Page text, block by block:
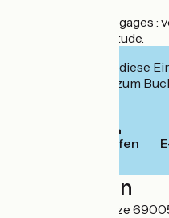
une consigne à bagages
ville en toute quiétude.
Interessiert Sie diese
deren Website zum
Anrufen
Localisation
88 quai Pierre Scize